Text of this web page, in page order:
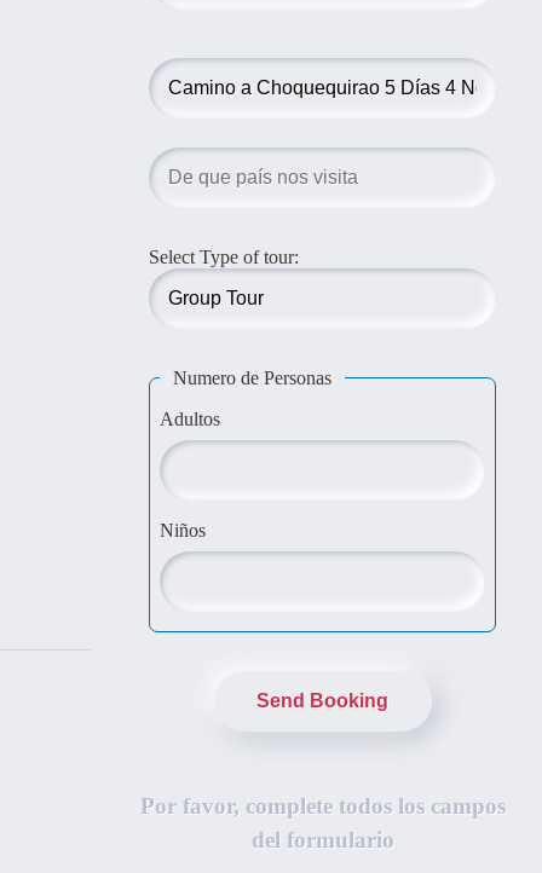
Select Type of tour:
Numero de Personas
Adultos
Niños
Send Booking
Por favor, complete todos los campos
del formulario